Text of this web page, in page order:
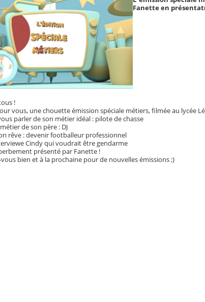
Fanette en
!
vous, une chouette émission spéciale métiers, filmée au lycée
parler de son métier idéal : pilote de chasse
de son père : DJ
rêve : devenir footballeur professionnel
Cindy qui voudrait être gendarme
présenté par Fanette !
bien et à la prochaine pour de nouvelles émissions ;)